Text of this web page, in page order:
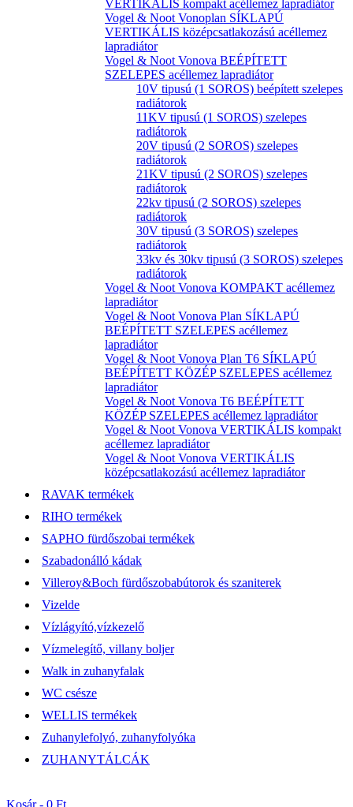
VERTIKÁLIS kompakt acéllemez lapradiátor
Vogel & Noot Vonoplan SÍKLAPÚ
VERTIKÁLIS középcsatlakozású acéllemez
lapradiátor
Vogel & Noot Vonova BEÉPÍTETT
SZELEPES acéllemez lapradiátor
10V tipusú (1 SOROS) beépített szelepes
radiátorok
11KV tipusú (1 SOROS) szelepes
radiátorok
20V tipusú (2 SOROS) szelepes
radiátorok
21KV tipusú (2 SOROS) szelepes
radiátorok
22kv tipusú (2 SOROS) szelepes
radiátorok
30V tipusú (3 SOROS) szelepes
radiátorok
33kv és 30kv tipusú (3 SOROS) szelepes
radiátorok
Vogel & Noot Vonova KOMPAKT acéllemez
lapradiátor
Vogel & Noot Vonova Plan SÍKLAPÚ
BEÉPÍTETT SZELEPES acéllemez
lapradiátor
Vogel & Noot Vonova Plan T6 SÍKLAPÚ
BEÉPÍTETT KÖZÉP SZELEPES acéllemez
lapradiátor
Vogel & Noot Vonova T6 BEÉPÍTETT
KÖZÉP SZELEPES acéllemez lapradiátor
Vogel & Noot Vonova VERTIKÁLIS kompakt
acéllemez lapradiátor
Vogel & Noot Vonova VERTIKÁLIS
középcsatlakozású acéllemez lapradiátor
RAVAK termékek
RIHO termékek
SAPHO fürdőszobai termékek
Szabadonálló kádak
Villeroy&Boch fürdőszobabútorok és szaniterek
Vizelde
Vízlágyító,vízkezelő
Vízmelegítő, villany boljer
Walk in zuhanyfalak
WC csésze
WELLIS termékek
Zuhanylefolyó, zuhanyfolyóka
ZUHANYTÁLCÁK